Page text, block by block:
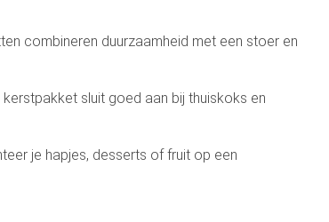
combineren duurzaamheid met een stoer en
sluit goed aan bij thuiskoks en
je hapjes, desserts of fruit op een